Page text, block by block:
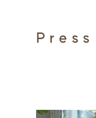
Press